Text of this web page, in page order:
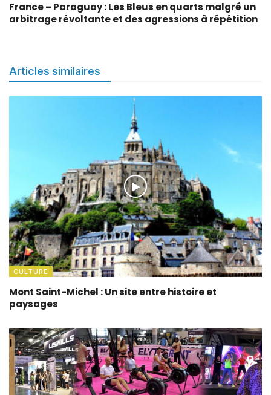
France – Paraguay : Les Bleus en quarts malgré un
arbitrage révoltante et des agressions à répétition
Articles similaires
CULTURE
Mont Saint-Michel : Un site entre histoire et
paysages